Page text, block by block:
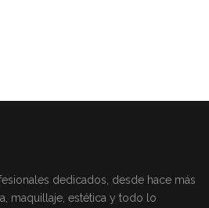
dedicados, desde hace más
maquillaje, estética y todo lo